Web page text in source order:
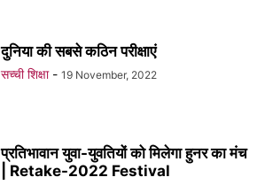
दुनिया की सबसे कठिन परीक्षाएं
सच्ची शिक्षा - 19 November, 2022
प्रतिभावान युवा-युवतियों को मिलेगा हुनर का मंच
| Retake-2022 Festival